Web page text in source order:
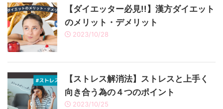
【ダイエッター必見!!】漢方ダイエット
のメリット・デメリット
2023/10/28
【ストレス解消法】ストレスと上手く
向き合う為の４つのポイント
2023/10/25